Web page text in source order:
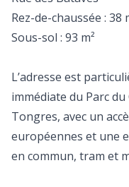
Rez-de-chaussée : 38
Sous-sol : 93 m²
L’adresse est
immédiate du Parc
Tongres, avec un
européennes et une
en commun, tram et